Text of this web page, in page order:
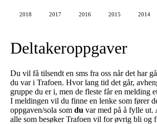
2018 2017 2016 2015 2014
Deltakeroppgaver
Du vil få tilsendt en sms fra oss når det har
du var i Trafoen. Hvor lang tid det går,
gruppe du er i, men de fleste får en melding
I meldingen vil du finne en lenke som fører
oppgaven/sola som du var med på å fylle ut.
alle som besøker Trafoen vil for øvrig bli og